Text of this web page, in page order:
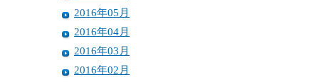
2016年05月
2016年04月
2016年03月
2016年02月